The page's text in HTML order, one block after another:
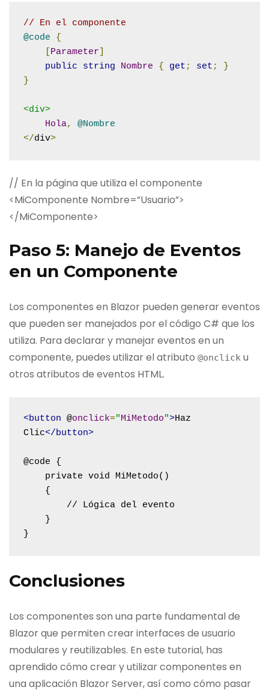
// En el componente
@code
{
Parameter
public
string Nombre { get ; set ;
}
}
<div>
Hola,
@Nombre
</div>
// En la página que utiliza el componente
<MiComponente Nombre=”Usuario”>
</MiComponente>
Paso 5: Manejo de Eventos
en un Componente
Los componentes en Blazor pueden generar eventos
que pueden ser manejados por el código C# que los
utiliza. Para declarar y manejar eventos en un
componente, puedes utilizar el atributo @onclick u
otros atributos de eventos HTML.
<button @onclick="MiMetodo">Haz
Clic</button>
@code {
}
Conclusiones
Los componentes son una parte fundamental de
Blazor que permiten crear interfaces de usuario
modulares y reutilizables. En este tutorial, has
aprendido cómo crear y utilizar componentes en
una aplicación Blazor Server, así como cómo pasar